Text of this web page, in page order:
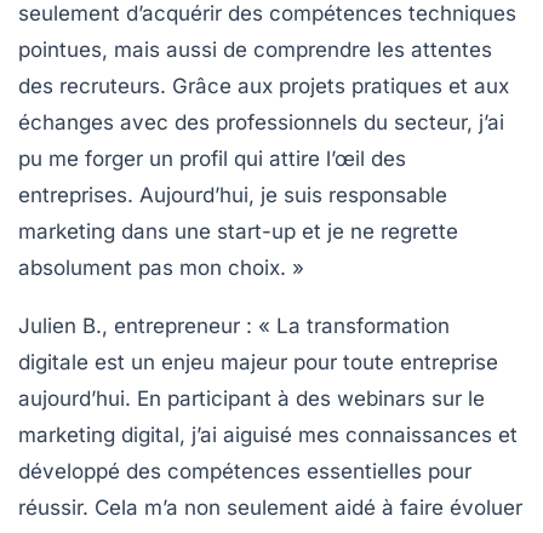
seulement d’acquérir des compétences techniques
pointues, mais aussi de comprendre les attentes
des recruteurs. Grâce aux projets pratiques et aux
échanges avec des professionnels du secteur, j’ai
pu me forger un profil qui attire l’œil des
entreprises. Aujourd’hui, je suis responsable
marketing dans une start-up et je ne regrette
absolument pas mon choix. »
Julien B., entrepreneur : « La transformation
digitale est un enjeu majeur pour toute entreprise
aujourd’hui. En participant à des webinars sur le
marketing digital, j’ai aiguisé mes connaissances et
développé des compétences essentielles pour
réussir. Cela m’a non seulement aidé à faire évoluer